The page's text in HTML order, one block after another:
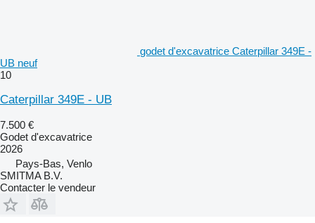
godet d'excavatrice Caterpillar 349E -
UB neuf
10
Caterpillar 349E - UB
7.500 €
Godet d'excavatrice
2026
Pays-Bas, Venlo
SMITMA B.V.
Contacter le vendeur